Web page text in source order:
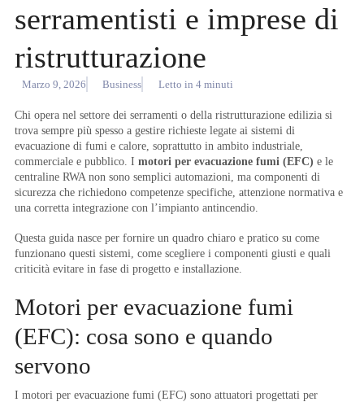
serramentisti e imprese di
ristrutturazione
Marzo 9, 2026 Business Letto in 4 minuti
Chi opera nel settore dei serramenti o della ristrutturazione edilizia si
trova sempre più spesso a gestire richieste legate ai sistemi di
evacuazione di fumi e calore, soprattutto in ambito industriale,
commerciale e pubblico. Imotori per evacuazione fumi (EFC) e le
centraline RWA non sono semplici automazioni, ma componenti di
sicurezza che richiedono competenze specifiche, attenzione normativa e
una corretta integrazione con l’impianto antincendio.
Questa guida nasce per fornire un quadro chiaro e pratico su come
funzionano questi sistemi, come scegliere i componenti giusti e quali
criticità evitare in fase di progetto e installazione.
Motori per evacuazione fumi
(EFC): cosa sono e quando
servono
I motori per evacuazione fumi (EFC) sono attuatori progettati per